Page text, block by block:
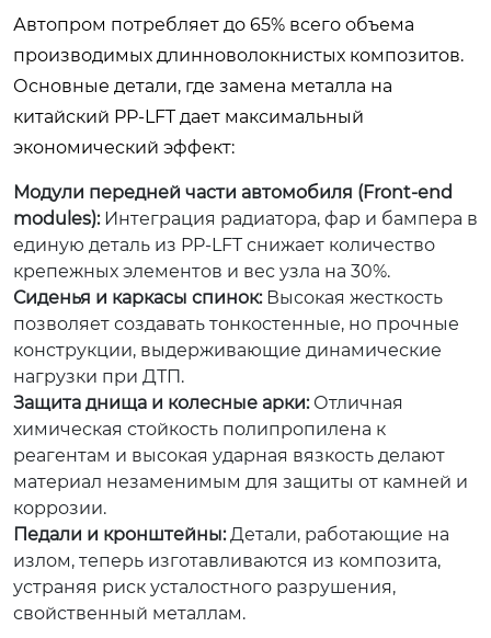
Автопром потребляет до 65% всего объема
производимых длинноволокнистых композитов.
Основные детали, где замена металла на
китайский PP-LFT дает максимальный
экономический эффект:
Модули передней части автомобиля (Front-end
modules):Интеграция радиатора, фар и бампера в
единую деталь из PP-LFT снижает количество
крепежных элементов и вес узла на 30%.
Сиденья и каркасы спинок:Высокая жесткость
позволяет создавать тонкостенные, но прочные
конструкции, выдерживающие динамические
нагрузки при ДТП.
Защита днища и колесные арки:Отличная
химическая стойкость полипропилена к
реагентам и высокая ударная вязкость делают
материал незаменимым для защиты от камней и
коррозии.
Педали и кронштейны:Детали, работающие на
излом, теперь изготавливаются из композита,
устраняя риск усталостного разрушения,
свойственный металлам.